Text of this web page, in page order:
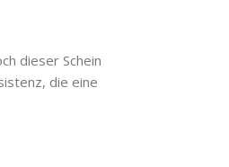
dieser Schein
die eine